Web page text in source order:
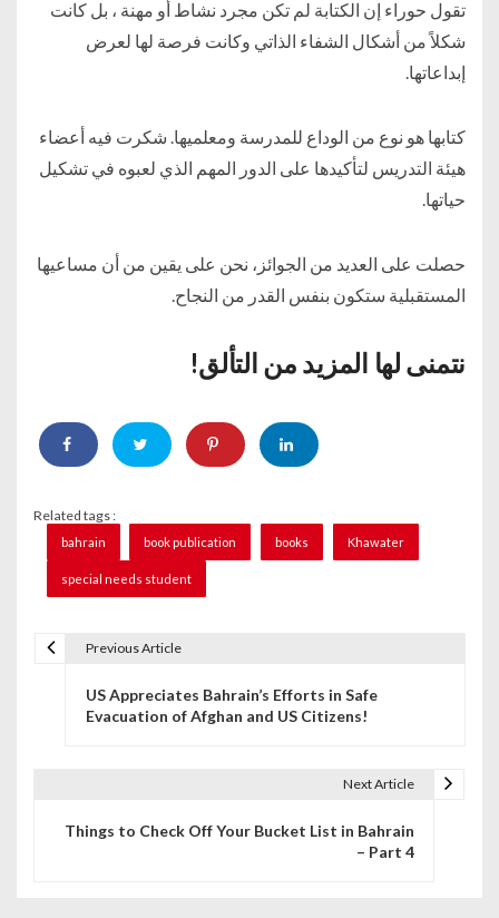
تقول حوراء إن الكتابة لم تكن مجرد نشاط أو مهنة ، بل كانت
شكلاً من أشكال الشفاء الذاتي وكانت فرصة لها لعرض
إبداعاتها.
كتابها هو نوع من الوداع للمدرسة ومعلميها. شكرت فيه أعضاء
هيئة التدريس لتأكيدها على الدور المهم الذي لعبوه في تشكيل
حياتها.
حصلت على العديد من الجوائز، نحن على يقين من أن مساعيها
المستقبلية ستكون بنفس القدر من النجاح.
نتمنى لها المزيد من التألق!
Related tags :
bahrain book publication books Khawater
special needs student
Previous Article
US Appreciates Bahrain’s Efforts in Safe
Evacuation of Afghan and US Citizens!
Next Article
Things to Check Off Your Bucket List in Bahrain
– Part 4